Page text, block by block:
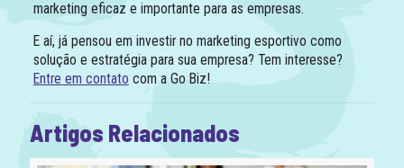
marketing eficaz e importante para as empresas.
E aí, já pensou em investir no marketing esportivo como
solução e estratégia para sua empresa? Tem interesse?
Entre em contato com a Go Biz!
Artigos Relacionados